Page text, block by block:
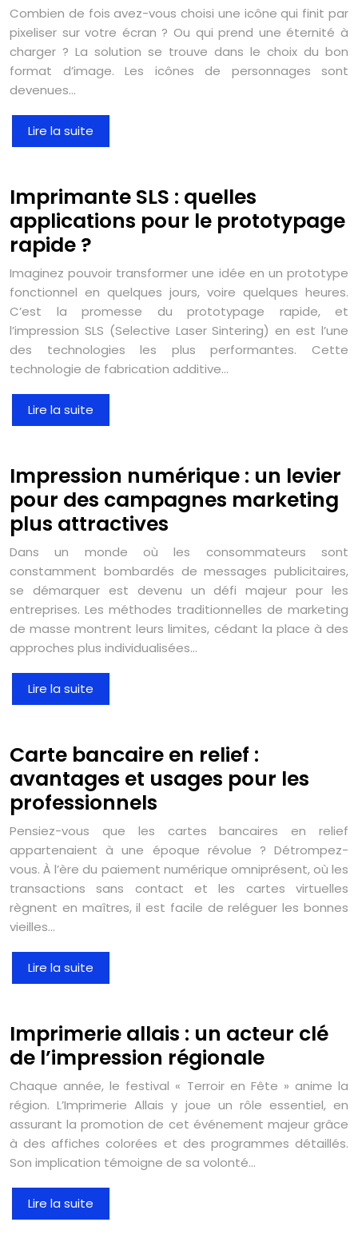
Combien de fois avez-vous choisi une icône qui finit par
pixeliser sur votre écran ? Ou qui prend une éternité à
charger ? La solution se trouve dans le choix du bon
format d’image. Les icônes de personnages sont
devenues…
Lire la suite
Imprimante SLS : quelles
applications pour le prototypage
rapide ?
Imaginez pouvoir transformer une idée en un prototype
fonctionnel en quelques jours, voire quelques heures.
C’est la promesse du prototypage rapide, et
l’impression SLS (Selective Laser Sintering) en est l’une
des technologies les plus performantes. Cette
technologie de fabrication additive…
Lire la suite
Impression numérique : un levier
pour des campagnes marketing
plus attractives
Dans un monde où les consommateurs sont
constamment bombardés de messages publicitaires,
se démarquer est devenu un défi majeur pour les
entreprises. Les méthodes traditionnelles de marketing
de masse montrent leurs limites, cédant la place à des
approches plus individualisées…
Lire la suite
Carte bancaire en relief :
avantages et usages pour les
professionnels
Pensiez-vous que les cartes bancaires en relief
appartenaient à une époque révolue ? Détrompez-
vous. À l’ère du paiement numérique omniprésent, où les
transactions sans contact et les cartes virtuelles
règnent en maîtres, il est facile de reléguer les bonnes
vieilles…
Lire la suite
Imprimerie allais : un acteur clé
de l’impression régionale
Chaque année, le festival « Terroir en Fête » anime la
région. L’Imprimerie Allais y joue un rôle essentiel, en
assurant la promotion de cet événement majeur grâce
à des affiches colorées et des programmes détaillés.
Son implication témoigne de sa volonté…
Lire la suite